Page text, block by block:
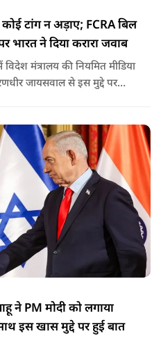
टांग न अड़ाए; FCRA बिल
भारत ने दिया करारा जवाब
मंत्रालय की नियमित मीडिया
जायसवाल से इस मुद्दे पर
ने PM मोदी को लगाया
इस खास मुद्दे पर हुई बात